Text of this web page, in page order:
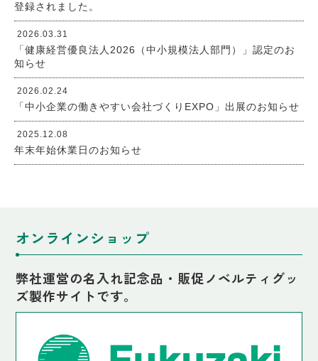
登録されました。
2026.03.31
「健康経営優良法人2026（中小規模法人部門）」認定のお
知らせ
2026.02.24
「中小企業の働きやすい会社づくりEXPO」出展のお知らせ
2025.12.08
年末年始休業日のお知らせ
オンラインショップ
弊社運営の名入れ記念品・販促ノベルティグッ
ズ製作サイトです。